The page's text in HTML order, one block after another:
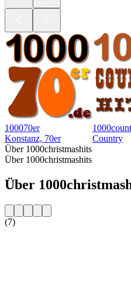
100070er
Konstanz, 70er
Country
Über 1000christmashits
Über 1000christmashits
Über
(7)